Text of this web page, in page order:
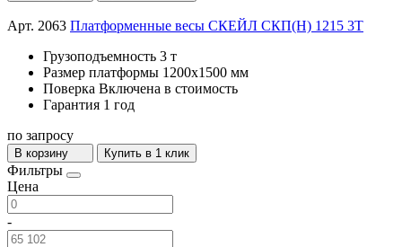
Арт. 2063 Платформенные весы СКЕЙЛ СКП(Н) 1215 3T
Грузоподъемность 3 т
Размер платформы 1200х1500 мм
Поверка Включена в стоимость
Гарантия 1 год
по запросу
В корзину Купить в 1 клик
Фильтры
Цена
-